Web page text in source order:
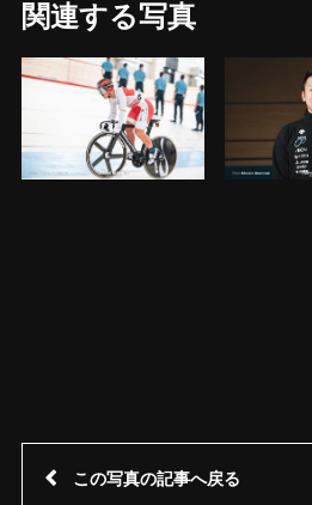
関連する写真
この写真の記事へ戻る